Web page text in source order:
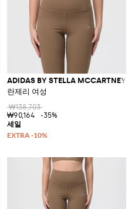
ADIDAS BY STELLA MCCARTNEY
란제리 여성
₩138,703
₩90,164
-35%